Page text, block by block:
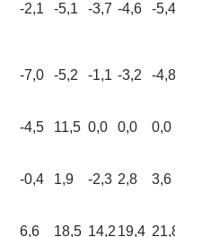
-2,1 -5,1 -3,7 -4,6 -5,4
-7,0 -5,2 -1,1 -3,2 -4,8
-4,5 11,5 0,0 0,0 0,0
-0,4 1,9 -2,3 2,8 3,6
6,6 18,5 14,2 19,4 21,8